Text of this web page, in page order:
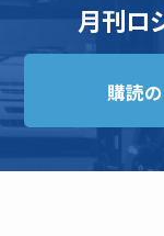
月刊ロ
購読